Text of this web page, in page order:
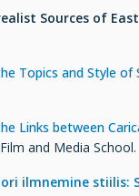
Sources of
Topics and Style of
Links between
and Media School.
ilmnemine stiilis: